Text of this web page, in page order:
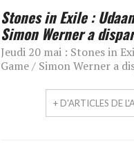
Stones in Exile :
Simon Werner a
Jeudi 20 mai : Stones in
Game / Simon Werner a
+ D'ARTICLES DE